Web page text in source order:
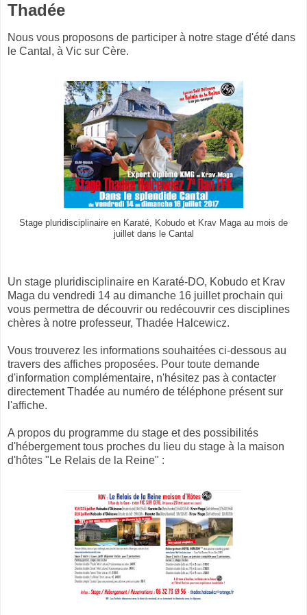
Thadée
Nous vous proposons de participer à notre stage d'été dans
le Cantal, à Vic sur Cère.
Stage pluridisciplinaire en Karaté, Kobudo et Krav Maga au mois de
juillet dans le Cantal
Un stage pluridisciplinaire en Karaté-DO, Kobudo et Krav
Maga du vendredi 14 au dimanche 16 juillet prochain qui
vous permettra de découvrir ou redécouvrir ces disciplines
chères à notre professeur, Thadée Halcewicz.
Vous trouverez les informations souhaitées ci-dessous au
travers des affiches proposées. Pour toute demande
d'information complémentaire, n'hésitez pas à contacter
directement Thadée au numéro de téléphone présent sur
l'affiche.
A propos du programme du stage et des possibilités
d'hébergement tous proches du lieu du stage à la maison
d'hôtes "Le Relais de la Reine" :